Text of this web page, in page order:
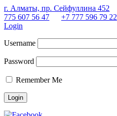
г. Алматы, пр. Сейфуллина 452
775 607 56 47
+7 777 596 79 22
Login
Username
Password
Remember Me